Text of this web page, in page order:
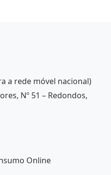
a rede móvel nacional)
Nº 51 – Redondos,
Online